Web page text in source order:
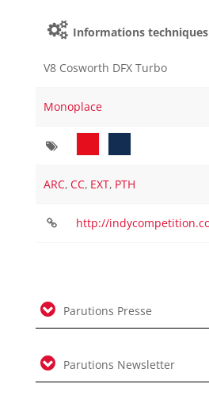
Informations techniques
V8 Cosworth DFX Turbo
Monoplace
ARC, CC, EXT, PTH
http://
Parutions Presse
Parutions Newsletter